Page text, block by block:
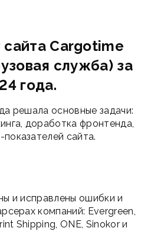
Cargotime
служба) за
года.
решала основные задачи:
доработка фронтенда,
сайта.
и исправлены ошибки и
компаний: Evergreen,
Shipping, ONE, Sinokor и